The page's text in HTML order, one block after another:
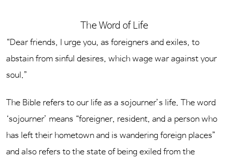
The Word of Life
“Dear friends, I urge you, as foreigners and exiles, to
abstain from sinful desires, which wage war against your
soul.”
The Bible refers to our life as a sojourner’s life. The word
‘sojourner’ means “foreigner, resident, and a person who
has left their hometown and is wandering foreign places”
and also refers to the state of being exiled from the